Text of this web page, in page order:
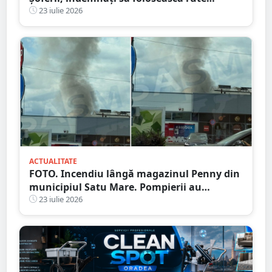
alternative
23 iulie 2026
ACTUALITATE
FOTO. Incendiu lângă magazinul Penny din
municipiul Satu Mare. Pompierii au
intervenit rapid
23 iulie 2026